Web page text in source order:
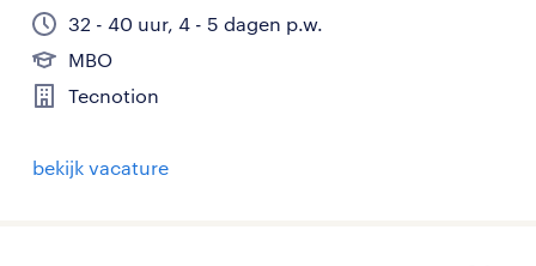
32 - 40 uur, 4 - 5 dagen p.w.
MBO
Tecnotion
bekijk vacature